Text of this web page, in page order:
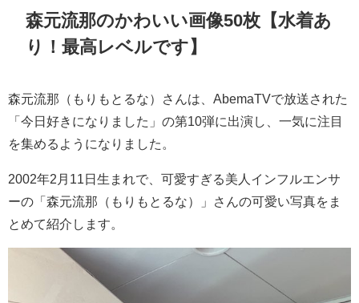
森元流那のかわいい画像50枚【水着あ
り！最高レベルです】
森元流那（もりもとるな）さんは、AbemaTVで放送された
「今日好きになりました」の第10弾に出演し、一気に注目
を集めるようになりました。
2002年2月11日生まれで、可愛すぎる美人インフルエンサ
ーの「森元流那（もりもとるな）」さんの可愛い写真をま
とめて紹介します。